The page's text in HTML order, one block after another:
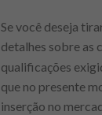
Se você deseja
detalhes sobre as
qualificações
que no presente
inserção no